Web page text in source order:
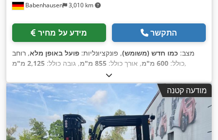
Babenhausen 3,010 km
מידע על מחיר התקשר
מצב: כמו חדש (משומש), פונקציונליות: פועל באופן מלא, רוחב
כולל: 600 מ"מ , אורך כולל: 855 מ"מ , גובה כולל: 2,125 מ"מ ,
מודעה קטנה